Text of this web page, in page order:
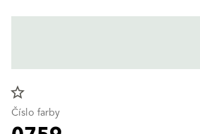
star_border
Číslo farby